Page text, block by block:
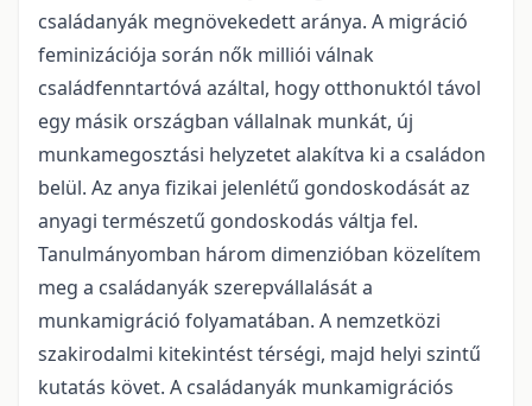
családanyák megnövekedett aránya. A migráció
feminizációja során nők milliói válnak
családfenntartóvá azáltal, hogy otthonuktól távol
egy másik országban vállalnak munkát, új
munkamegosztási helyzetet alakítva ki a családon
belül. Az anya fizikai jelenlétű gondoskodását az
anyagi természetű gondoskodás váltja fel.
Tanulmányomban három dimenzióban közelítem
meg a családanyák szerepvállalását a
munkamigráció folyamatában. A nemzetközi
szakirodalmi kitekintést térségi, majd helyi szintű
kutatás követ. A családanyák munkamigrációs